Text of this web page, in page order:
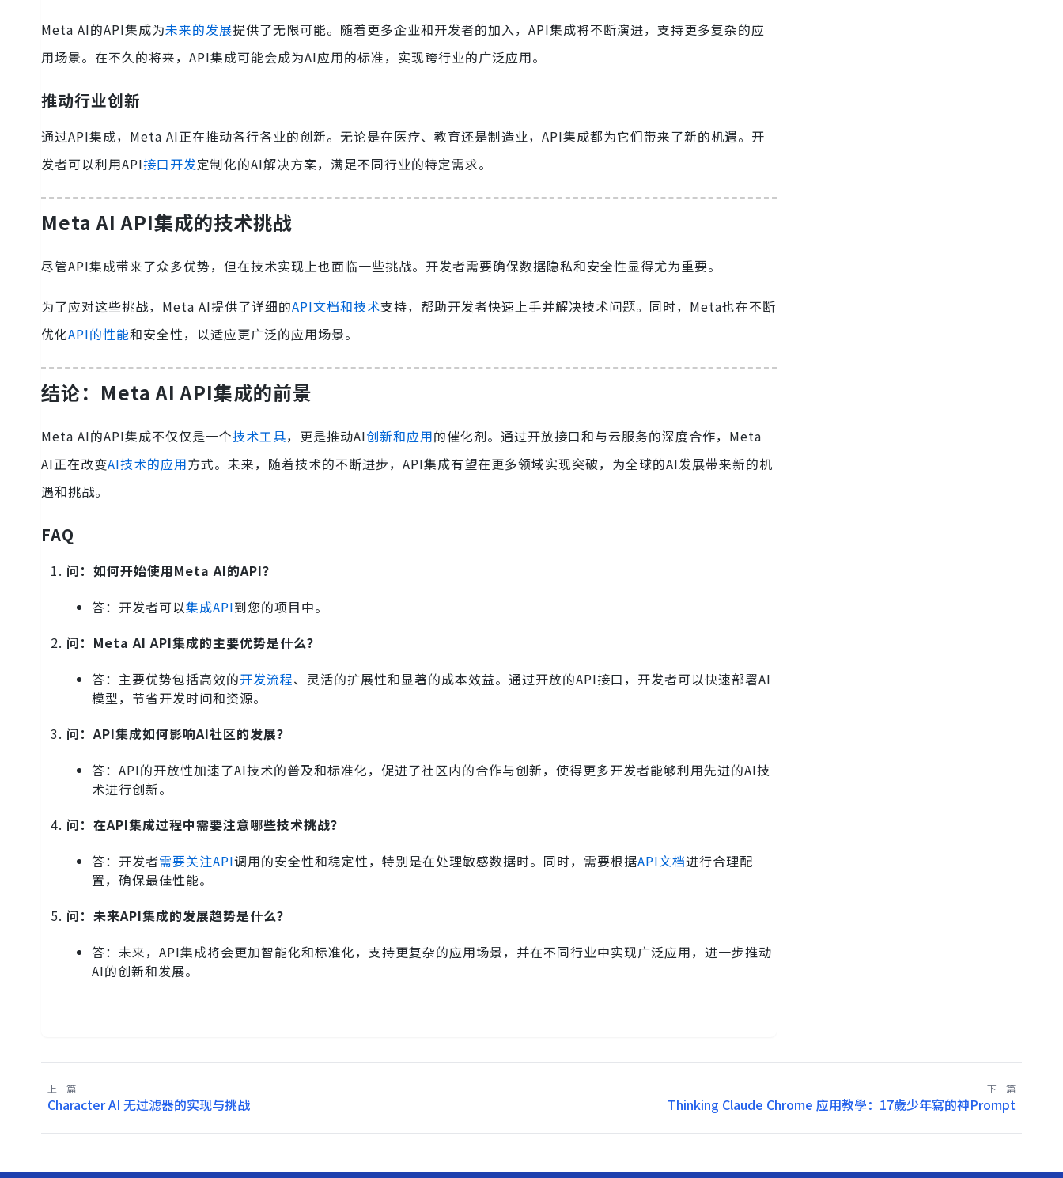
Meta AI的API集成为未来的发展提供了无限可能。随着更多企业和开发者的加入，API集成将不断演进，支持更多复杂的应
用场景。在不久的将来，API集成可能会成为AI应用的标准，实现跨行业的广泛应用。
推动行业创新
通过API集成，Meta AI正在推动各行各业的创新。无论是在医疗、教育还是制造业，API集成都为它们带来了新的机遇。开
发者可以利用API接口开发定制化的AI解决方案，满足不同行业的特定需求。
Meta AI API集成的技术挑战
尽管API集成带来了众多优势，但在技术实现上也面临一些挑战。开发者需要确保数据隐私和安全性显得尤为重要。
为了应对这些挑战，Meta AI提供了详细的API文档和技术支持，帮助开发者快速上手并解决技术问题。同时，Meta也在不断
优化API的性能和安全性，以适应更广泛的应用场景。
结论：Meta AI API集成的前景
Meta AI的API集成不仅仅是一个技术工具，更是推动AI创新和应用的催化剂。通过开放接口和与云服务的深度合作，Meta
AI正在改变AI技术的应用方式。未来，随着技术的不断进步，API集成有望在更多领域实现突破，为全球的AI发展带来新的机
遇和挑战。
FAQ
问：如何开始使用Meta AI的API？
答：开发者可以集成API到您的项目中。
问：Meta AI API集成的主要优势是什么？
答：主要优势包括高效的开发流程、灵活的扩展性和显著的成本效益。通过开放的API接口，开发者可以快速部署AI
模型，节省开发时间和资源。
问：API集成如何影响AI社区的发展？
答：API的开放性加速了AI技术的普及和标准化，促进了社区内的合作与创新，使得更多开发者能够利用先进的AI技
术进行创新。
问：在API集成过程中需要注意哪些技术挑战？
答：开发者需要关注API调用的安全性和稳定性，特别是在处理敏感数据时。同时，需要根据API文档进行合理配
置，确保最佳性能。
问：未来API集成的发展趋势是什么？
答：未来，API集成将会更加智能化和标准化，支持更复杂的应用场景，并在不同行业中实现广泛应用，进一步推动
AI的创新和发展。
上一篇
Character AI 无过滤器的实现与挑战
下一篇
Thinking Claude Chrome 应用教學：17歲少年寫的神Prompt